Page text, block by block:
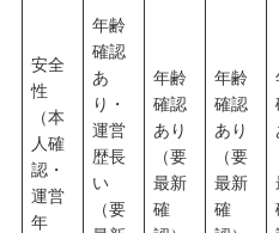
安全
性
（本
人確
認・
運営
年
年齢
確認
あ
り・
運営
歴長
い
（要
年齢
確認
あり
（要
最新
確
年齢
確認
あり
（要
最新
確